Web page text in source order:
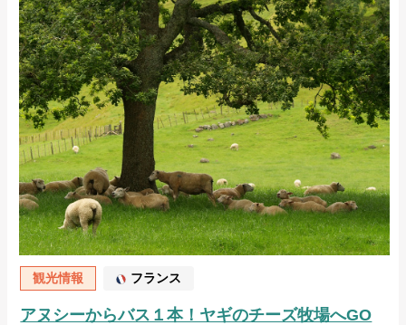
観光情報 フランス
アヌシーからバス１本！ヤギのチーズ牧場へGO